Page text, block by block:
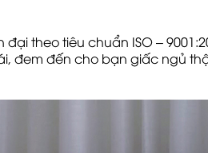
theo tiêu chuẩn ISO –
đem đến cho bạn giấc ngủ